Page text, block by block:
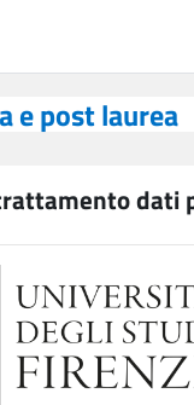
e post laurea
dati